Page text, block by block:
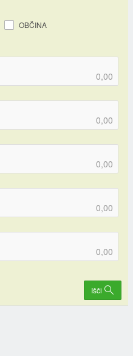
OBČINA
Išči